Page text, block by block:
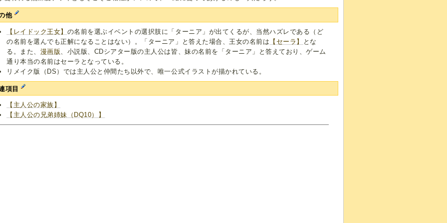
他
【レイドック王女】 の名前を選ぶイベントの選択肢に「ターニア」が出てくるが、当然ハズレである（ど
の名前を選んでも正解になることはない）。「ターニア」と答えた場合、王女の名前は 【セーラ】
とな
る。また、 漫画版 、小説版、CDシアター版の主人公は皆、妹の名前を「ターニア」と答えており、ゲーム
通り本当の名前はセーラとなっている。
リメイク版（DS）では主人公と仲間たち以外で、唯一公式イラストが描かれている。
項目
【主人公の家族】
【主人公の兄弟姉妹（DQ10）】